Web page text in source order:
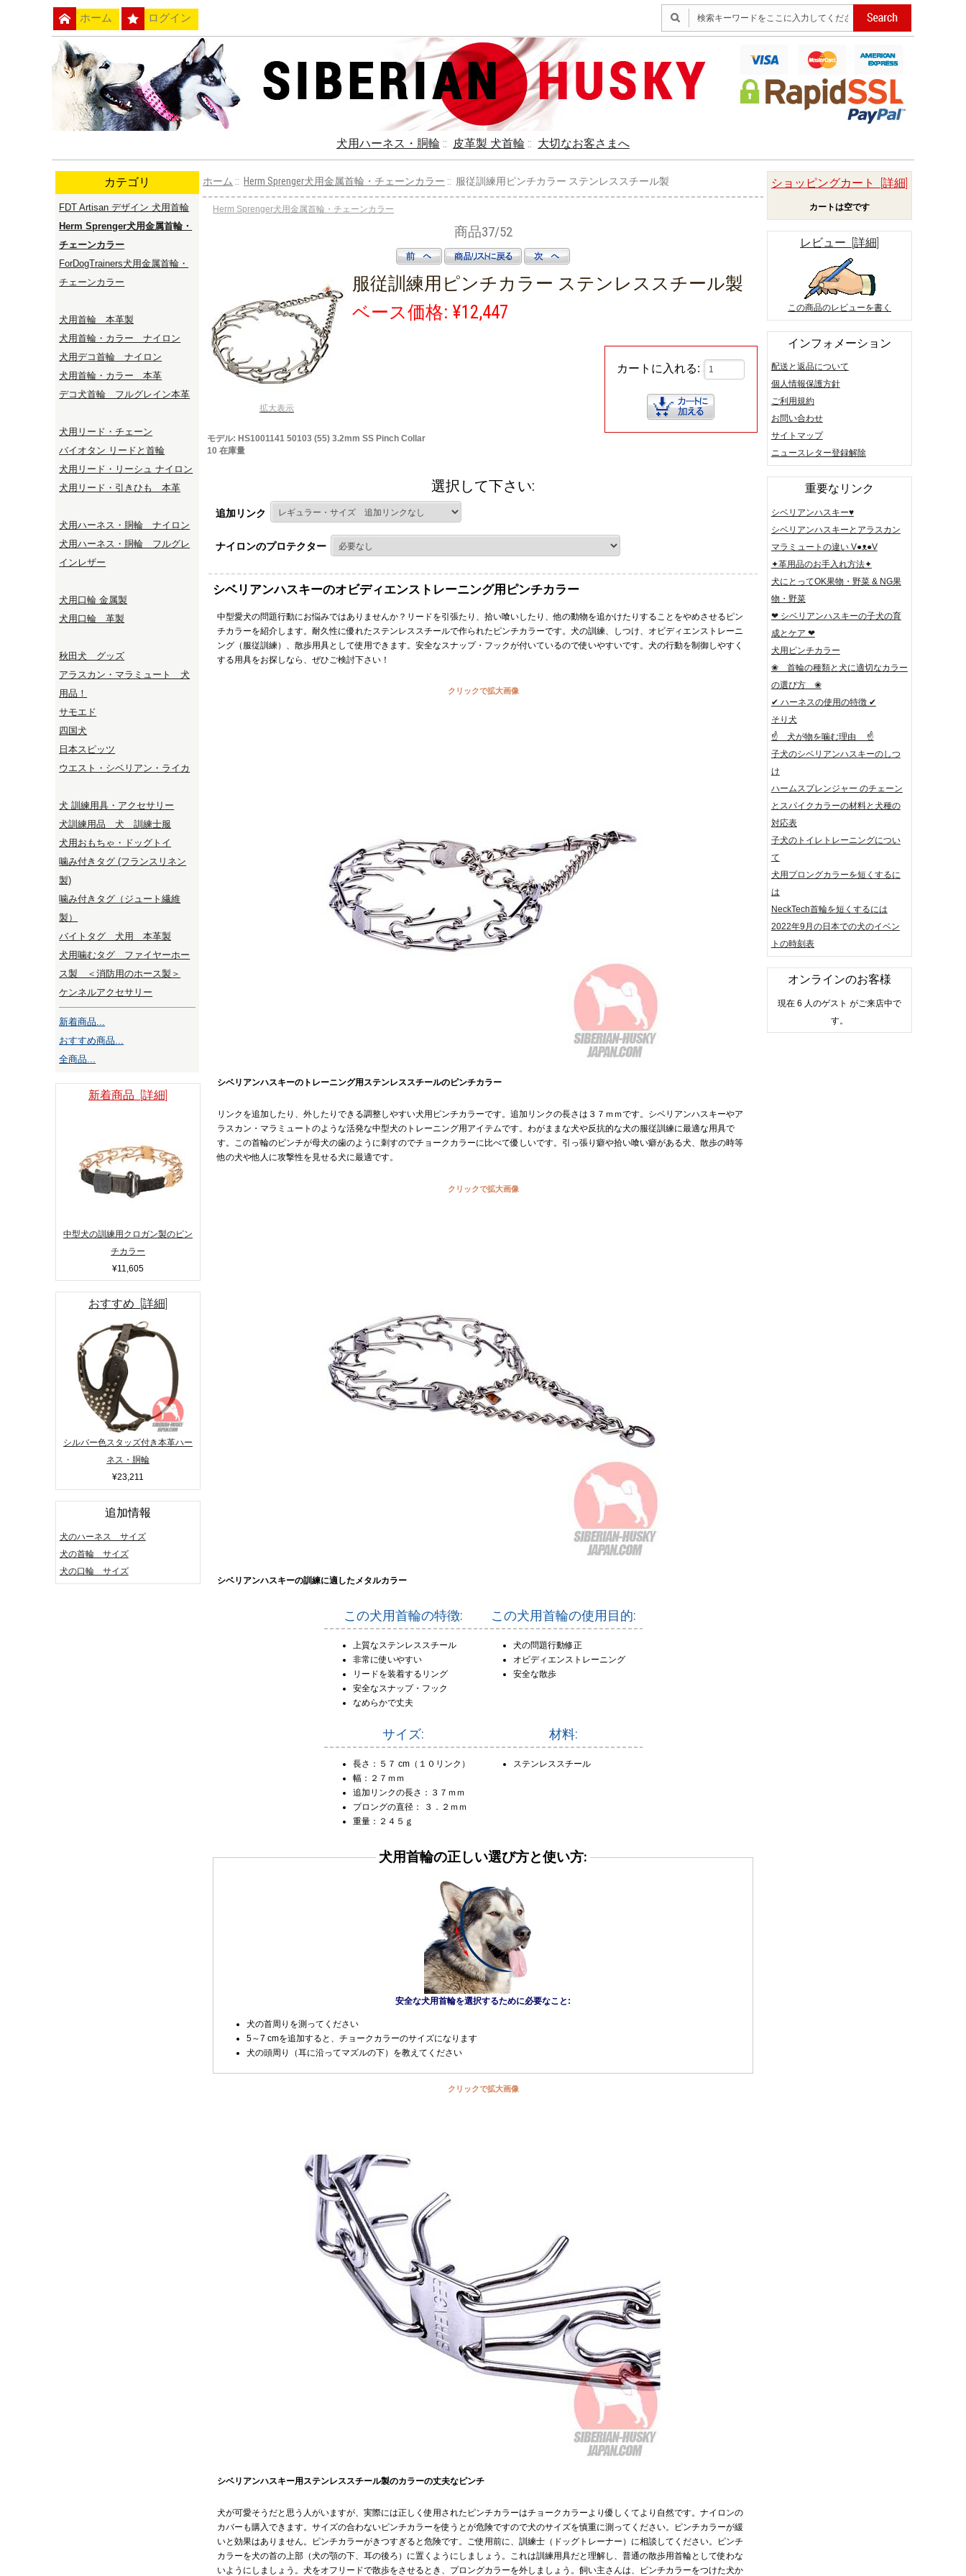
ホーム ログイン
犬用ハーネス・胴輪 :: 皮革製 犬首輪 :: 大切なお客さまへ
カテゴリ
FDT Artisan デザイン 犬用首輪
Herm Sprenger犬用金属首輪・
チェーンカラー
ForDogTrainers犬用金属首輪・
チェーンカラー
犬用首輪 本革製
犬用首輪・カラー ナイロン
犬用デコ首輪 ナイロン
犬用首輪・カラー 本革
デコ犬首輪 フルグレイン本革
犬用リード・チェーン
バイオタン リードと首輪
犬用リード・リーシュ ナイロン
犬用リード・引きひも 本革
犬用ハーネス・胴輪 ナイロン
犬用ハーネス・胴輪 フルグレ
インレザー
犬用口輪 金属製
犬用口輪 革製
秋田犬 グッズ
アラスカン・マラミュート 犬
用品！
サモエド
四国犬
日本スピッツ
ウエスト・シベリアン・ライカ
犬 訓練用具・アクセサリー
犬訓練用品 犬 訓練士服
犬用おもちゃ・ドッグトイ
噛み付きタグ (フランスリネン
製)
噛み付きタグ（ジュート繊維
製）
バイトタグ 犬用 本革製
犬用噛むタグ ファイヤーホー
ス製 ＜消防用のホース製＞
ケンネルアクセサリー
新着商品...
おすすめ商品...
全商品...
新着商品 [詳細]
中型犬の訓練用クロガン製のピン
チカラー
¥11,605
おすすめ [詳細]
シルバー色スタッズ付き本革ハー
ネス・胴輪
¥23,211
追加情報
犬のハーネス サイズ
犬の首輪 サイズ
犬の口輪 サイズ
ホーム :: Herm Sprenger犬用金属首輪・チェーンカラー :: 服従訓練用ピンチカラー ステンレススチール製
Herm Sprenger犬用金属首輪・チェーンカラー
商品37/52
拡大表示
服従訓練用ピンチカラー ステンレススチール製
ベース価格: ¥12,447
カートに入れる:
モデル: HS1001141 50103 (55) 3.2mm SS Pinch Collar
10 在庫量
選択して下さい:
追加リンク
ナイロンのプロテクター
シベリアンハスキーのオビディエンストレーニング用ピンチカラー
中型愛犬の問題行動にお悩みではありませんか？リードを引張たり、拾い喰いしたり、他の動物を追かけたりすることをやめさせるピン
チカラーを紹介します。耐久性に優れたステンレススチールで作られたピンチカラーです。犬の訓練、しつけ、オビディエンストレーニ
ング（服従訓練）、散歩用具として使用できます。安全なスナップ・フックが付いているので使いやすいです。犬の行動を制御しやすく
する用具をお探しなら、ぜひご検討下さい！
クリックで拡大画像
シベリアンハスキーのトレーニング用ステンレススチールのピンチカラー
リンクを追加したり、外したりできる調整しやすい犬用ピンチカラーです。追加リンクの長さは３７ｍｍです。シベリアンハスキーやア
ラスカン・マラミュートのような活発な中型犬のトレーニング用アイテムです。わがままな犬や反抗的な犬の服従訓練に最適な用具で
す。この首輪のピンチが母犬の歯のように刺すのでチョークカラーに比べて優しいです。引っ張り癖や拾い喰い癖がある犬、散歩の時等
他の犬や他人に攻撃性を見せる犬に最適です。
クリックで拡大画像
シベリアンハスキーの訓練に適したメタルカラー
この犬用首輪の特徴:
上質なステンレススチール
非常に使いやすい
リードを装着するリング
安全なスナップ・フック
なめらかで丈夫
この犬用首輪の使用目的:
犬の問題行動修正
オビディエンストレーニング
安全な散歩
サイズ:
長さ：５７ cm（１０リンク）
幅：２７ｍｍ
追加リンクの長さ：３７ｍｍ
プロングの直径： ３．２ｍｍ
重量：２４５ｇ
材料:
ステンレススチール
犬用首輪の正しい選び方と使い方:
安全な犬用首輪を選択するために必要なこと:
犬の首周りを測ってください
5～7 cmを追加すると、チョークカラーのサイズになります
犬の頭周り（耳に沿ってマズルの下）を教えてください
クリックで拡大画像
シベリアンハスキー用ステンレススチール製のカラーの丈夫なピンチ
犬が可愛そうだと思う人がいますが、実際には正しく使用されたピンチカラーはチョークカラーより優しくてより自然です。ナイロンの
カバーも購入できます。サイズの合わないピンチカラーを使うとが危険ですので犬のサイズを慎重に測ってください。ピンチカラーが緩
いと効果はありません。ピンチカラーがきつすぎると危険です。ご使用前に、訓練士（ドッグトレーナー）に相談してください。ピンチ
カラーを犬の首の上部（犬の顎の下、耳の後ろ）に置くようにしましょう。これは訓練用具だと理解し、普通の散歩用首輪として使わな
いようにしましょう。犬をオフリードで散歩をさせるとき、プロングカラーを外しましょう。飼い主さんは、ピンチカラーをつけた犬か
ショッピングカート [詳細]
カートは空です
レビュー [詳細]
この商品のレビューを書く
インフォメーション
配送と返品について
個人情報保護方針
ご利用規約
お問い合わせ
サイトマップ
ニュースレター登録解除
重要なリンク
シベリアンハスキー♥
シベリアンハスキーとアラスカン
マラミュートの違い V●ᴥ●V
✦革用品のお手入れ方法✦
犬にとってOK果物・野菜 & NG果
物・野菜
❤ シベリアンハスキーの子犬の育
成とケア ❤
犬用ピンチカラー
❀ 首輪の種類と犬に適切なカラー
の選び方 ❀
✔ ハーネスの使用の特徴 ✔
そり犬
☝ 犬が物を噛む理由 ☝
子犬のシベリアンハスキーのしつ
け
ハームスプレンジャー のチェーン
とスパイクカラーの材料と犬種の
対応表
子犬のトイレトレーニングについ
て
犬用プロングカラーを短くするに
は
NeckTech首輪を短くするには
2022年9月の日本での犬のイベン
トの時刻表
オンラインのお客様
現在 6 人のゲスト がご来店中で
す。